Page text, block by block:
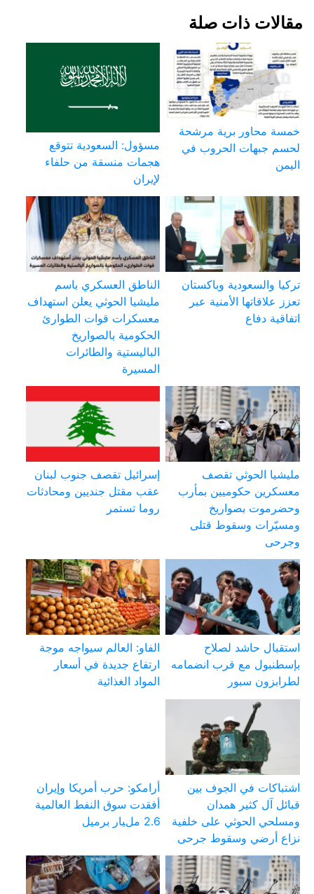
مقالات ذات صلة
خمسة محاور برية مرشحة
لحسم جبهات الحروب في
اليمن
مسؤول: السعودية تتوقع
هجمات منسقة من حلفاء
لإيران
تركيا والسعودية وباكستان
تعزز علاقاتها الأمنية عبر
اتفاقية دفاع
الناطق العسكري باسم
مليشيا الحوثي يعلن استهداف
معسكرات قوات الطوارئ
الحكومية بالصواريخ
الباليستية والطائرات
المسيرة
مليشيا الحوثي تقصف
معسكرين حكوميين بمأرب
وحضرموت بصواريخ
ومسيّرات وسقوط قتلى
وجرحى
إسرائيل تقصف جنوب لبنان
عقب مقتل جنديين ومحادثات
روما تستمر
استقبال حاشد لصلاح
بإسطنبول مع قرب انضمامه
لطرابزون سبور
الفاو: العالم سيواجه موجة
ارتفاع جديدة في أسعار
المواد الغذائية
اشتباكات في الجوف بين
قبائل آل كثير همدان
ومسلحي الحوثي على خلفية
نزاع أرضي وسقوط جرحى
أرامكو: حرب أمريكا وإيران
أفقدت سوق النفط العالمية
2.6 مليار برميل